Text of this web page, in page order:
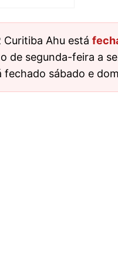
Curitiba Ahu está
de segunda-feira a
fechado sábado e